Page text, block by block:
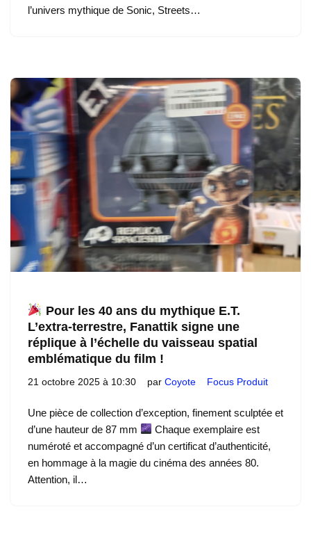
l’univers mythique de Sonic, Streets…
Pour les 40 ans du mythique E.T.
L’extra-terrestre, Fanattik signe une
réplique à l’échelle du vaisseau spatial
emblématique du film !
21 octobre 2025 à 10:30 par Coyote Focus Produit
Une pièce de collection d’exception, finement sculptée et
d’une hauteur de 87 mm
Chaque exemplaire est
numéroté et accompagné d’un certificat d’authenticité,
en hommage à la magie du cinéma des années 80.
Attention, il…